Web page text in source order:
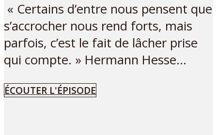
« Certains d’entre nous pensent que
s’accrocher nous rend forts, mais
parfois, c’est le fait de lâcher prise
qui compte. » Hermann Hesse...
ÉCOUTER L'ÉPISODE